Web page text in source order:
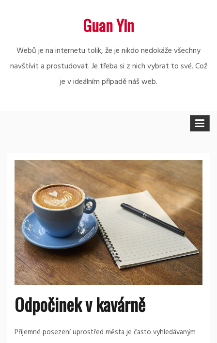
Guan Yin
Webů je na internetu tolik, že je nikdo nedokáže všechny
navštívit a prostudovat. Je třeba si z nich vybrat to své. Což
je v ideálním případě náš web.
Odpočinek v kavárně
Příjemné posezení uprostřed města je často vyhledávaným